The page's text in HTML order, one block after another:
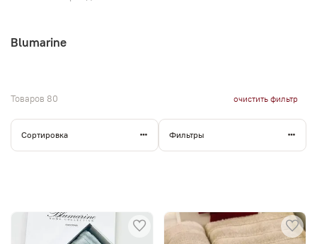
Blumarine
Товаров 80 очистить фильтр
Сортировка Фильтры